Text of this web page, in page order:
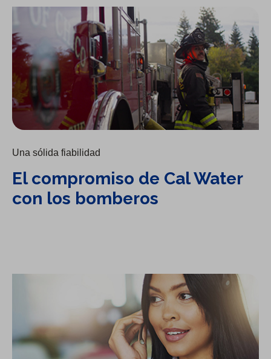
El compromiso de Cal Water con los bomberos
Una sólida fiabilidad
El compromiso de Cal Water
con los bomberos
La confiabilidad es primordial: servicio al cliente